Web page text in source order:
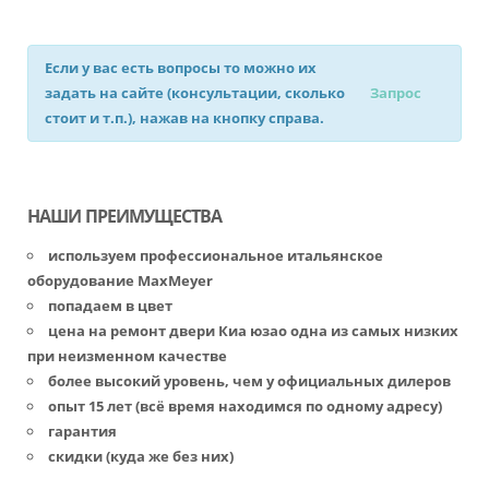
Если у вас есть вопросы то можно их
задать на сайте (консультации, сколько
стоит и т.п.), нажав на кнопку справа.
Запрос
НАШИ ПРЕИМУЩЕСТВА
используем профессиональное итальянское
оборудование MaxMeyer
попадаем в цвет
цена на ремонт двери Киа юзао одна из самых низких
при неизменном качестве
более высокий уровень, чем у официальных дилеров
опыт 15 лет (всё время находимся по одному адресу)
гарантия
скидки (куда же без них)